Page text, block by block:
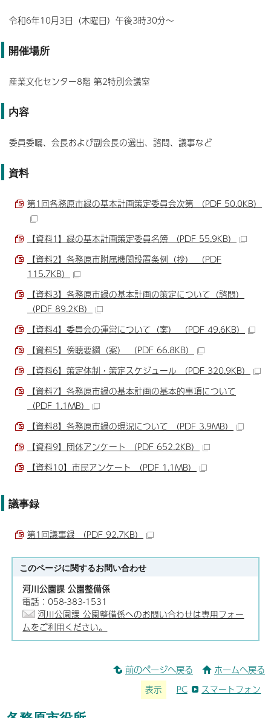
令和6年10月3日（木曜日）午後3時30分～
開催場所
産業文化センター8階 第2特別会議室
内容
委員委嘱、会長および副会長の選出、諮問、議事など
資料
第1回各務原市緑の基本計画策定委員会次第 （PDF 50.0KB）
【資料1】緑の基本計画策定委員名簿 （PDF 55.9KB）
【資料2】各務原市附属機関設置条例（抄） （PDF
115.7KB）
【資料3】各務原市緑の基本計画の策定について（諮問）
（PDF 89.2KB）
【資料4】委員会の運営について（案） （PDF 49.6KB）
【資料5】傍聴要綱（案） （PDF 66.8KB）
【資料6】策定体制・策定スケジュール （PDF 320.9KB）
【資料7】各務原市緑の基本計画の基本的事項について
（PDF 1.1MB）
【資料8】各務原市緑の現況について （PDF 3.9MB）
【資料9】団体アンケート （PDF 652.2KB）
【資料10】市民アンケート （PDF 1.1MB）
議事録
第1回議事録 （PDF 92.7KB）
このページに関するお問い合わせ
河川公園課 公園整備係
電話：058-383-1531
河川公園課 公園整備係へのお問い合わせは専用フォー
ムをご利用ください。
前のページへ戻る ホームへ戻る
表示 PC スマートフォン